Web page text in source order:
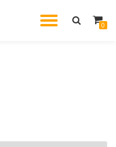
FLIP
0